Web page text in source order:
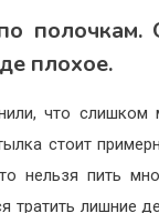
плохое.
что слишком
стоит
нельзя пить
тратить лишние